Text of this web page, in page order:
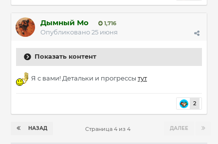
Дымный Мо 1,716
Опубликовано25 июня
Показать контент
Я с вами! Детальки и прогрессы тут
2
НАЗАД ДАЛЕЕ
Страница 4 из 4